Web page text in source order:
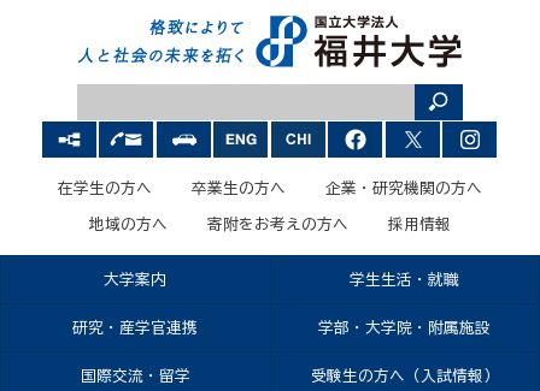
在学生の方へ 卒業生の方へ 企業・研究機関の方へ
地域の方へ 寄附をお考えの方へ 採用情報
大学案内 学生生活・就職
研究・産学官連携 学部・大学院・附属施設
国際交流・留学 受験生の方へ（入試情報）